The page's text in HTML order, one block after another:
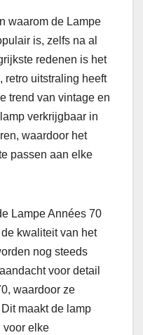
waarom de Lampe
is, zelfs na al
redenen is het
retro uitstraling heeft
trend van vintage en
verkrijgbaar in
waardoor het
passen aan elke
Lampe Années 70
kwaliteit van het
nog steeds
voor detail
waardoor ze
maakt de lamp
voor elke